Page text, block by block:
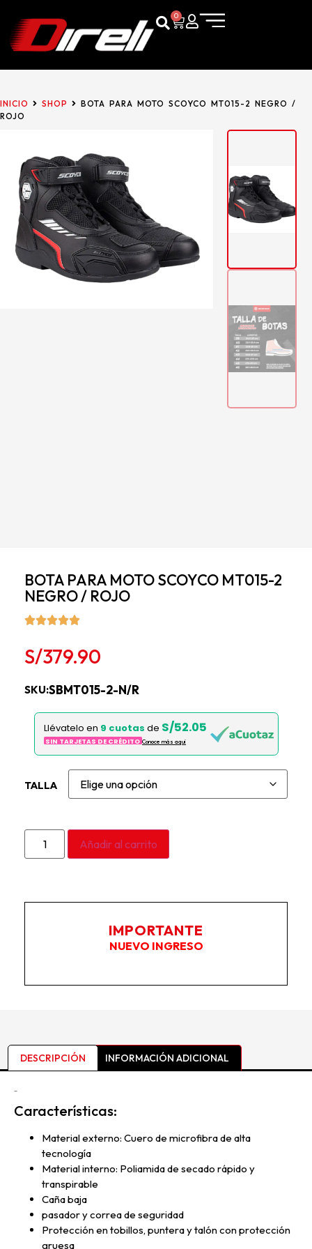
0
INICIO SHOP
BOTA PARA MOTO SCOYCO MT015-2 NEGRO /
ROJO
BOTA PARA MOTO SCOYCO MT015-2
NEGRO / ROJO
S/379.90
SKU:SBMT015-2-N/R
Llévatelo en 9 cuotas de S/52.05
SIN TARJETAS DE CRÉDITO Conoce más aqui
TALLA
Añadir al carrito
IMPORTANTE
NUEVO INGRESO
DESCRIPCIÓN INFORMACIÓN ADICIONAL
Características:
Material externo: Cuero de microfibra de alta
tecnología
Material interno: Poliamida de secado rápido y
transpirable
Caña baja
pasador y correa de seguridad
Protección en tobillos, puntera y talón con protección
gruesa